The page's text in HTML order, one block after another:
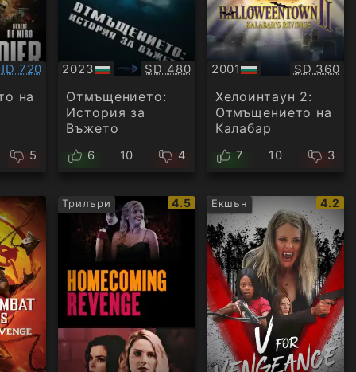
720
на
5
2023
БГ
аудио
Качество:
SD 480
Отмъщението:
История за
Въжето
6 10 4
2001
БГ
аудио
SD 360
Хелоинтаун 2:
Отмъщението на
Калабар
7 10 3
Трилъри
IMDb
рейтинг:
4.5 Екшън
IMDb
4.2